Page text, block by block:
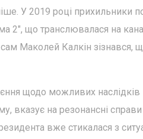
У 2019 році прихильники
2", що транслювалася на
Маколей Калкін зізнався,
щодо можливих наслідків
вказує на резонансні
вже стикалася з